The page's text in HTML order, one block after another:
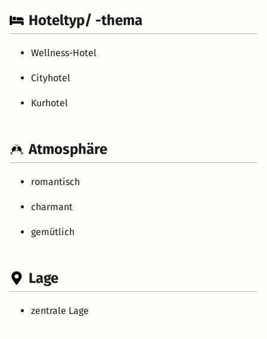
Hoteltyp/ -thema
Wellness-Hotel
Cityhotel
Kurhotel
Atmosphäre
romantisch
charmant
gemütlich
Lage
zentrale Lage